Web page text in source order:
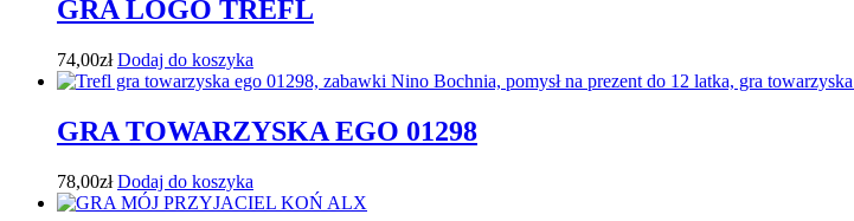
GRA LOGO TREFL
74,00zł Dodaj do koszyka
GRA TOWARZYSKA EGO 01298
78,00zł Dodaj do koszyka